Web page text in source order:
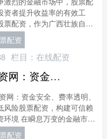
资者提升收益率的有效工
票配资，作为广西壮族自治
的配资服务商，致力于为
专业、安全、高效....
配资
栏目： 在线配资
实盘配资网：资金安全、费率透明、操作稳定
网：资金安全、费率透明、
风险股票配资，构建可信赖
环境 在瞬息万变的金融市场
作为一种杠杆工具，为投
配资